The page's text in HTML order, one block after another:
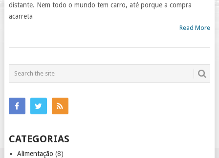
distante. Nem todo o mundo tem carro, até porque a compra
acarreta
Read More
CATEGORIAS
Alimentação (8)